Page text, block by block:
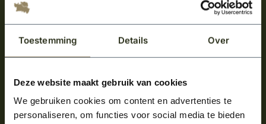
Toestemming Details Over
Deze website maakt gebruik van cookies
We gebruiken cookies om content en advertenties te
personaliseren, om functies voor social media te bieden
Meld je aan en ontvang het laatste nieuws
over onze kempische bouwstijl!
Aanmelden voor de nieuwsbrief